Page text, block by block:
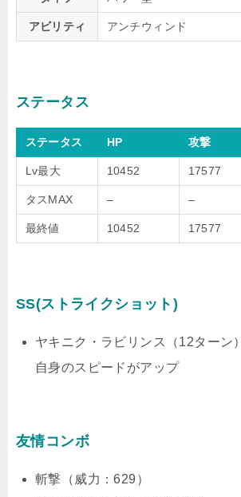
アビリティ アンチウィンド
ステータス
ステータス HP 攻撃
Lv最大 10452 17577
タスMAX – –
最終値 10452 17577
SS(ストライクショット)
ヤキニク・ラビリンス（12ターン）
自身のスピードがアップ
友情コンボ
斬撃（威力：629）